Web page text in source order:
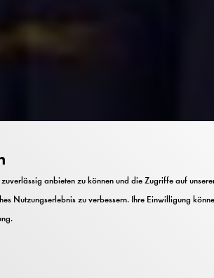
anbieten zu können und die Zugriffe auf
Nutzungserlebnis zu verbessern. Ihre Einwilligung
.